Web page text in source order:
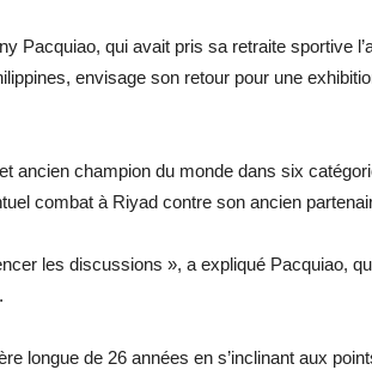
Pacquiao, qui avait pris sa retraite sportive
envisage son retour pour une
ancien champion du monde dans six
combat à Riyad contre son ancien
les discussions », a expliqué Pacquiao,
longue de 26 années en s’inclinant aux